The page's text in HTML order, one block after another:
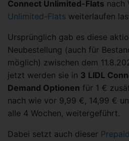
Connect Unlimited-Flats nach
Unlimited-Flats weiterlaufen
Ursprünglich gab es diese
Neubestellung (auch für
möglich) zwischen dem
jetzt werden sie in 3 LIDL
Demand Optionen für 1 €
nach wie vor 9,99 €, 14,99 €
alle 4 Wochen, weitergeführt.
Dabei setzt auch dieser